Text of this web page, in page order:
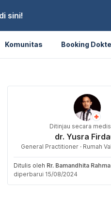
sini!
Komunitas Booking
Ditinjau secara
dr. Yusra
General Practitioner · Rumah
Ditulis oleh Rr. Bamandhita
diperbarui 15/08/2024